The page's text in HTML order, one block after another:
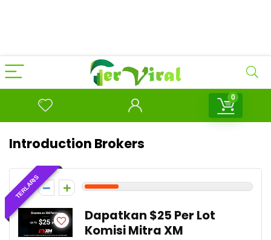
0
Introduction Brokers
TERLARIS
2
Dapatkan $25 Per Lot
Komisi Mitra XM